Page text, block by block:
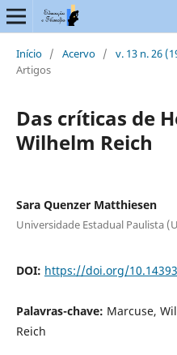
Início / Acervo / v. 13 n. 26
Artigos
Das críticas de
Wilhelm Reich
Sara Quenzer Matthiesen
Universidade Estadual Paulista
DOI: https://doi.org/
Palavras-chave: Marcuse,
Reich